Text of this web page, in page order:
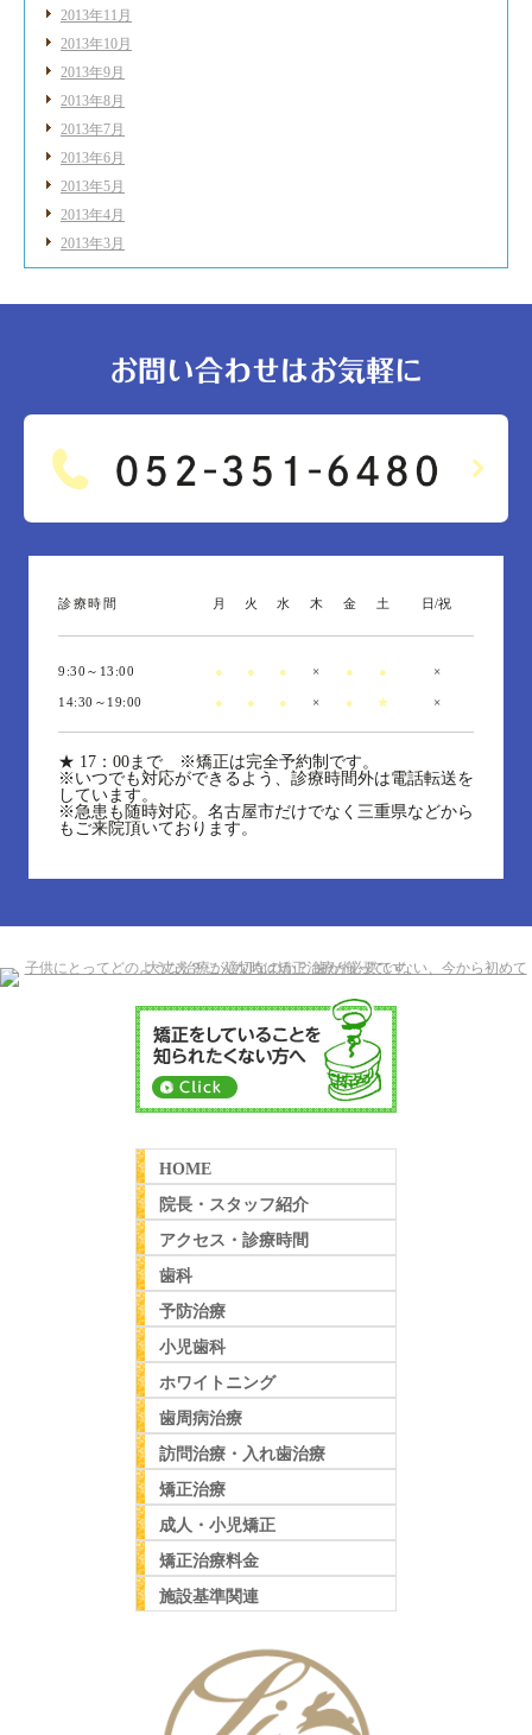
2013年11月
2013年10月
2013年9月
2013年8月
2013年7月
2013年6月
2013年5月
2013年4月
2013年3月
お問い合わせはお気軽に
診療時間 月 火 水 木 金 土 日/祝
9:30～13:00 ● ● ● × ● ● ×
14:30～19:00 ● ● ● × ● ★ ×
★ 17：00まで ※矯正は完全予約制です。
※いつでも対応ができるよう、診療時間外は電話転送を
しています。
※急患も随時対応。名古屋市だけでなく三重県などから
もご来院頂いております。
HOME
院長・スタッフ紹介
アクセス・診療時間
歯科
予防治療
小児歯科
ホワイトニング
歯周病治療
訪問治療・入れ歯治療
矯正治療
成人・小児矯正
矯正治療料金
施設基準関連